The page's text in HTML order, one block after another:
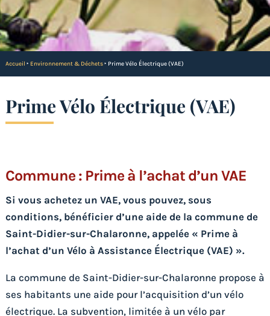
Accueil ‣ Environnement & Déchets‣ Prime Vélo Électrique (VAE)
Prime Vélo Électrique (VAE)
Commune : Prime à l’achat d’un VAE
Si vous achetez un VAE, vous pouvez, sous
conditions, bénéficier d’une aide de la commune de
Saint-Didier-sur-Chalaronne, appelée « Prime à
l’achat d’un Vélo à Assistance Électrique (VAE) ».
La commune de Saint-Didier-sur-Chalaronne propose à
ses habitants une aide pour l’acquisition d’un vélo
électrique. La subvention, limitée à un vélo par